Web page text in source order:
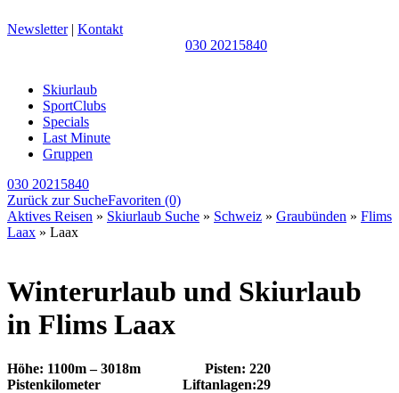
Newsletter| Kontakt
030 20215840
Skiurlaub
SportClubs
Specials
Last Minute
Gruppen
030 20215840
Zurück zur SucheFavoriten (0)
Aktives Reisen » Skiurlaub Suche » Schweiz » Graubünden » Flims
Laax » Laax
Winterurlaub und Skiurlaub
in Flims Laax
Höhe: 1100m – 3018m
Pisten: 220
Pistenkilometer
Liftanlagen:29